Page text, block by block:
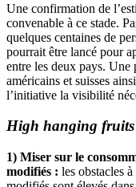
Une confirmation de
convenable à ce stade.
quelques centaines de
pourrait être lancé pour
entre les deux pays. Une
américains et suisses
l’initiative la visibilité
High hanging fruits
1) Miser sur le
modifiés : les obstacles